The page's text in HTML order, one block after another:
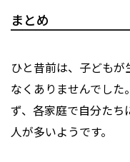
まとめ
ひと昔前は、子ども
なくありませんでし
ず、各家庭で自分たち
人が多いようです。